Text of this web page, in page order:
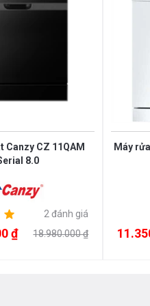
Canzy CZ 11QAM
8.0
2 đánh giá
₫ 18.980.000 ₫
Máy